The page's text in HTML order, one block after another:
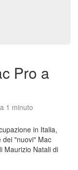
Pro a
1 minuto
in Italia,
dei "nuovi" Mac
Maurizio Natali di